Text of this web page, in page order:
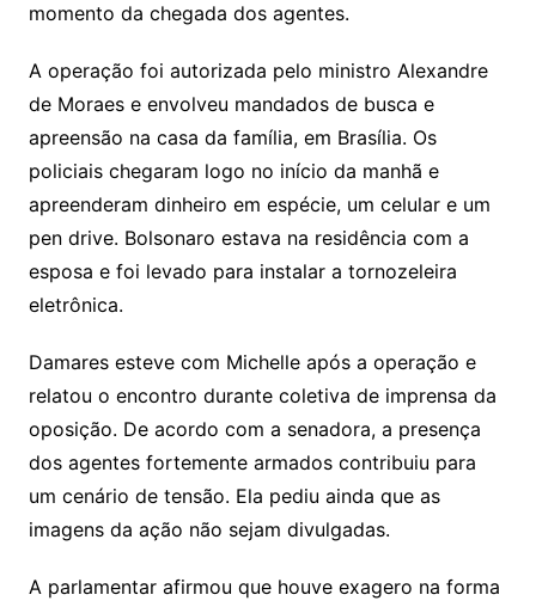
momento da chegada dos agentes.
A operação foi autorizada pelo ministro Alexandre
de Moraes e envolveu mandados de busca e
apreensão na casa da família, em Brasília. Os
policiais chegaram logo no início da manhã e
apreenderam dinheiro em espécie, um celular e um
pen drive. Bolsonaro estava na residência com a
esposa e foi levado para instalar a tornozeleira
eletrônica.
Damares esteve com Michelle após a operação e
relatou o encontro durante coletiva de imprensa da
oposição. De acordo com a senadora, a presença
dos agentes fortemente armados contribuiu para
um cenário de tensão. Ela pediu ainda que as
imagens da ação não sejam divulgadas.
A parlamentar afirmou que houve exagero na forma